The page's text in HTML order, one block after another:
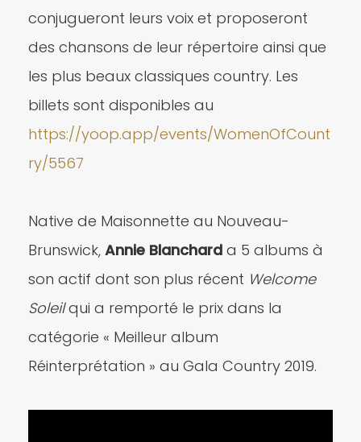
conjugueront leurs voix et proposeront
des chansons de leur répertoire ainsi que
les plus beaux classiques country. Les
billets sont disponibles au
https://yoop.app/events/WomenOfCount
ry/5567
Native de Maisonnette au Nouveau-
Brunswick, Annie Blanchard a 5 albums à
son actif dont son plus récent Welcome
Soleilqui a remporté le prix dans la
catégorie « Meilleur album
Réinterprétation » au Gala Country 2019.